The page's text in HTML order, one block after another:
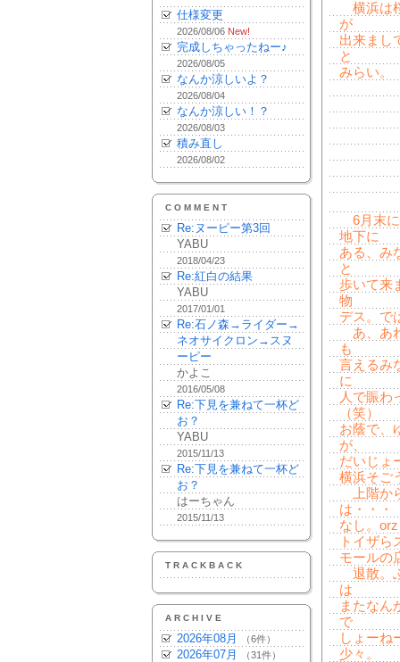
仕様変更
2026/08/06 New!
完成しちゃったねー♪
2026/08/05
なんか涼しいよ？
2026/08/04
なんか涼しい！？
2026/08/03
積み直し
2026/08/02
COMMENT
Re:ヌーピー第3回
YABU
2018/04/23
Re:紅白の結果
YABU
2017/01/01
Re:石ノ森→ライダー→
ネオサイクロン→スヌ
ーピー
かよこ
2016/05/08
Re:下見を兼ねて一杯ど
お？
YABU
2015/11/13
Re:下見を兼ねて一杯ど
お？
はーちゃん
2015/11/13
TRACKBACK
ARCHIVE
2026年08月 （6件）
2026年07月 （31件）
横浜は
が
出来まし
と
みらい。
6月末に
地下に
ある、み
と
歩いて来
物
デス。で
あ、あ
も
言えるみ
に
人で賑わ
（笑）
お蔭で、
が、
だいじょ
横浜そご
上階か
は・・・
なし。
トイザ
モールの
退散。
は
またなん
で
しょーね
少々。